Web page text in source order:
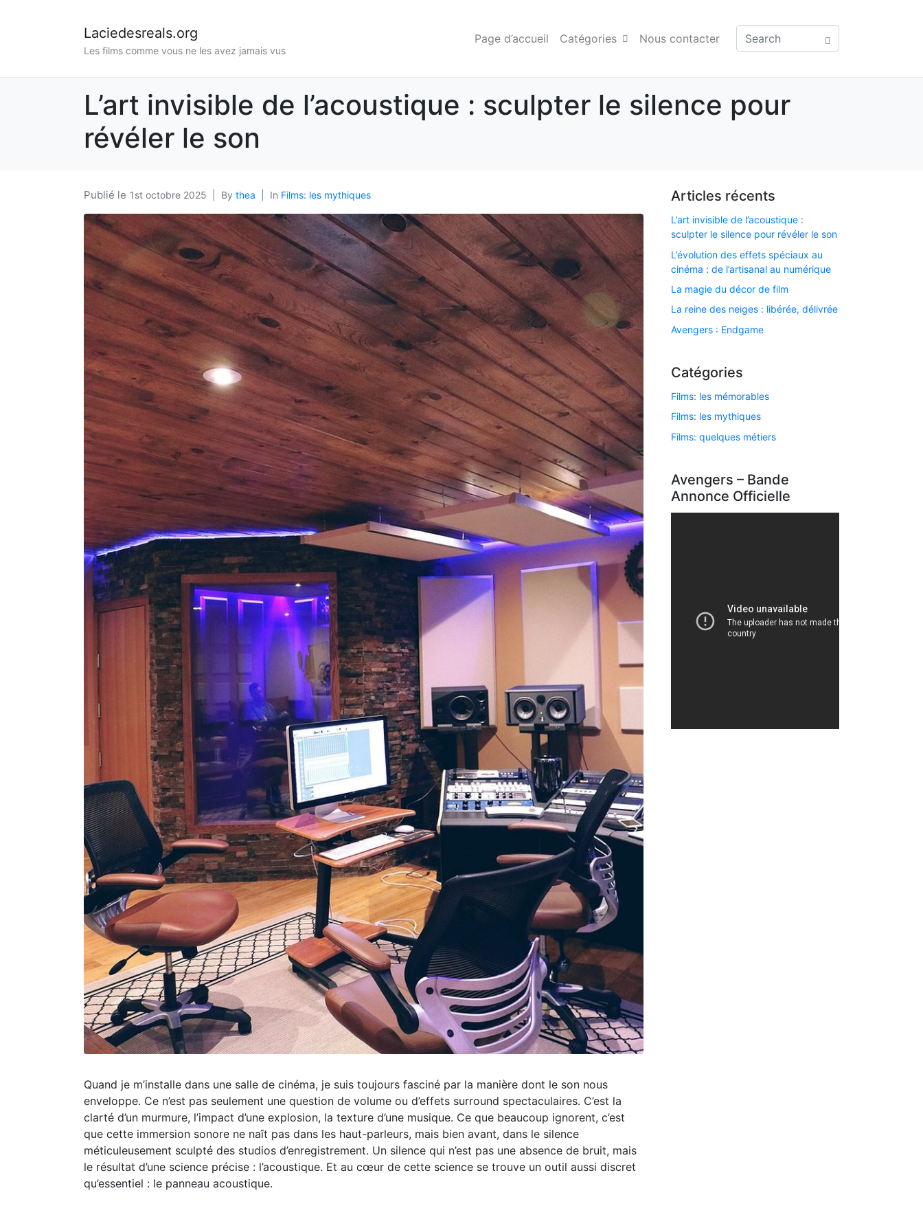
Laciedesreals.org
Les films comme vous ne les avez jamais vus
Page d’accueil Catégories Nous contacter
L’art invisible de l’acoustique : sculpter le silence pour
révéler le son
1st octobre 2025 By thea In Films: les mythiques
Quand je m’installe dans une salle de cinéma, je suis toujours fasciné par la manière dont le son nous
enveloppe. Ce n’est pas seulement une question de volume ou d’effets surround spectaculaires. C’est la
clarté d’un murmure, l’impact d’une explosion, la texture d’une musique. Ce que beaucoup ignorent, c’est
que cette immersion sonore ne naît pas dans les haut-parleurs, mais bien avant, dans le silence
méticuleusement sculpté des studios d’enregistrement. Un silence qui n’est pas une absence de bruit, mais
le résultat d’une science précise : l’acoustique. Et au cœur de cette science se trouve un outil aussi discret
qu’essentiel : le panneau acoustique.
Articles récents
L’art invisible de l’acoustique :
sculpter le silence pour révéler le son
L’évolution des effets spéciaux au
cinéma : de l’artisanal au numérique
La magie du décor de film
La reine des neiges : libérée, délivrée
Avengers : Endgame
Catégories
Films: les mémorables
Films: les mythiques
Films: quelques métiers
Avengers – Bande
Annonce Officielle